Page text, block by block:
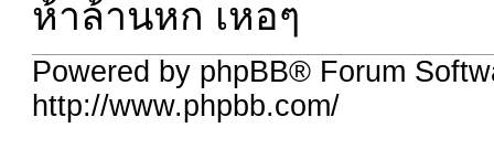
ห้าล้านหก เหอๆ
Powered by phpBB® Forum
http://www.phpbb.com/